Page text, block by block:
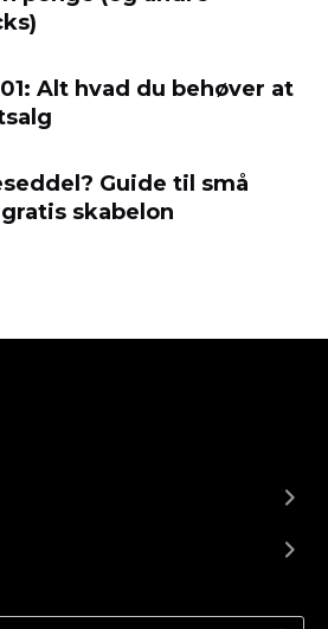
Alt hvad du behøver at
Guide til små
skabelon